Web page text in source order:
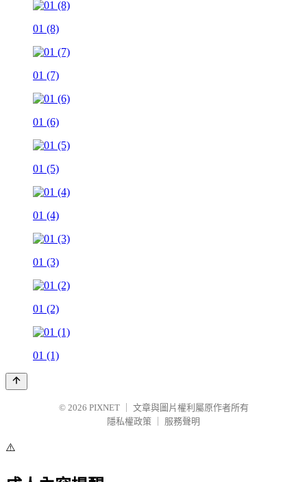
01 (8)
01 (7)
01 (6)
01 (5)
01 (4)
01 (3)
01 (2)
01 (1)
© 2026 PIXNET
文章與圖片權利屬原作者所有
隱私權政策
服務聲明
⚠️